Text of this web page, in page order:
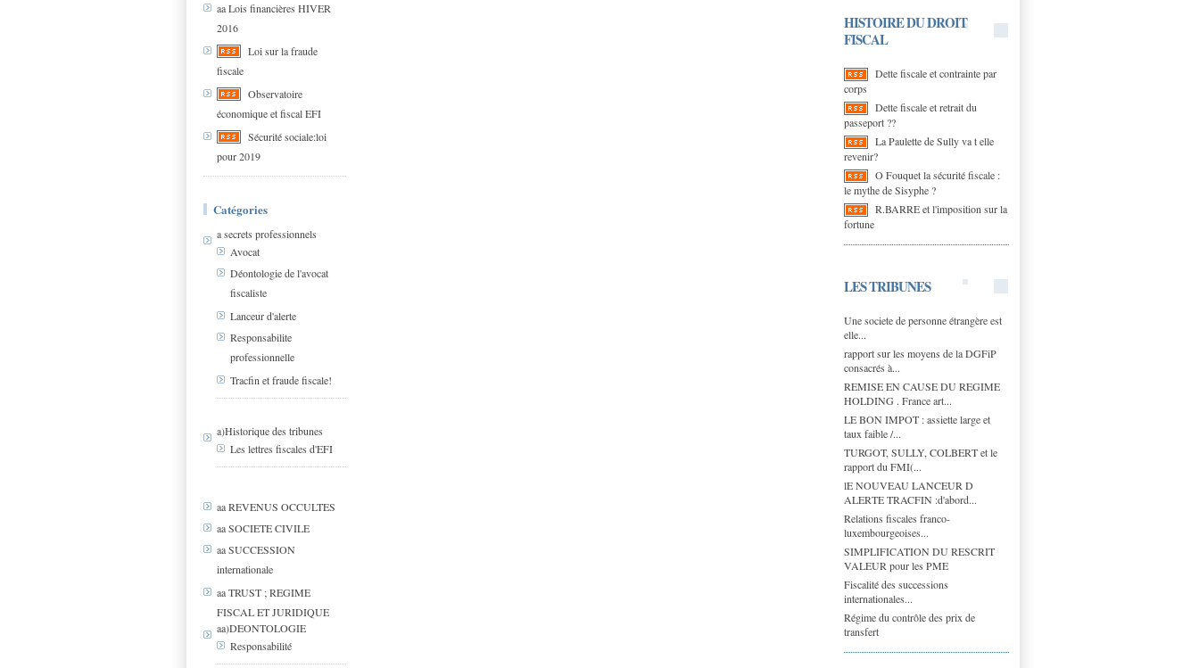
aa Lois financières HIVER
2016
Loi sur la fraude
fiscale
Observatoire
économique et fiscal EFI
Sécurité sociale:loi
pour 2019
Catégories
a secrets professionnels
Avocat
Déontologie de l'avocat
fiscaliste
Lanceur d'alerte
Responsabilite
professionnelle
Tracfin et fraude fiscale!
a)Historique des tribunes
Les lettres fiscales d'EFI
aa REVENUS OCCULTES
aa SOCIETE CIVILE
aa SUCCESSION
internationale
aa TRUST ; REGIME
FISCAL ET JURIDIQUE
aa)DEONTOLOGIE
Responsabilité
HISTOIRE DU DROIT
FISCAL
Dette fiscale et contrainte par
corps
Dette fiscale et retrait du
passeport ??
La Paulette de Sully va t elle
revenir?
O Fouquet la sécurité fiscale :
le mythe de Sisyphe ?
R.BARRE et l'imposition sur la
fortune
LES TRIBUNES
Une societe de personne étrangère est
elle...
rapport sur les moyens de la DGFiP
consacrés à...
REMISE EN CAUSE DU REGIME
HOLDING . France art...
LE BON IMPOT : assiette large et
taux faible /...
TURGOT, SULLY, COLBERT et le
rapport du FMI(...
lE NOUVEAU LANCEUR D
ALERTE TRACFIN :d'abord...
Relations fiscales franco-
luxembourgeoises...
SIMPLIFICATION DU RESCRIT
VALEUR pour les PME
Fiscalité des successions
internationales...
Régime du contrôle des prix de
transfert